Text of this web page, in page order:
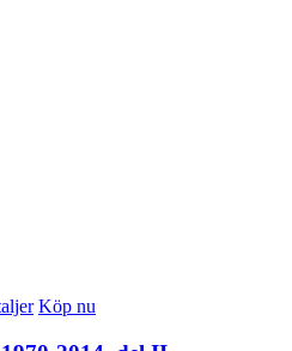
Köp nu